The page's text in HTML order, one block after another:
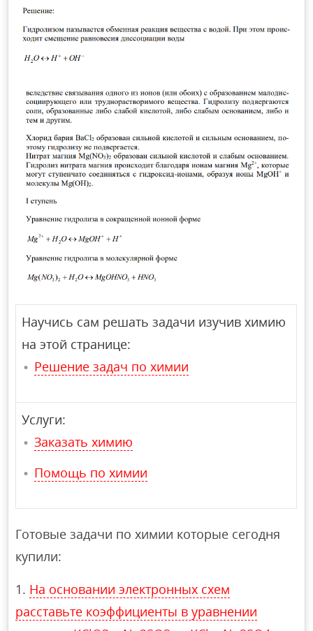
Научись сам решать задачи изучив химию
на этой странице:
Решение задач по химии
Услуги:
Заказать химию
Помощь по химии
Готовые задачи по химии которые сегодня
купили:
На основании электронных схем
расставьте коэффициенты в уравнении